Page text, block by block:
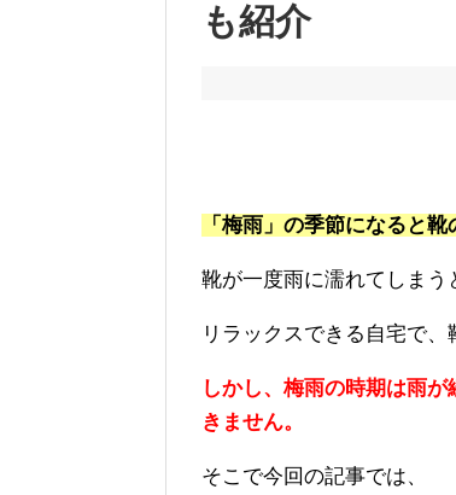
も紹介
「梅雨」の季節になると
靴が一度雨に濡れてしまう
リラックスできる自宅で
しかし、梅雨の時期は雨
きません。
そこで今回の記事では、